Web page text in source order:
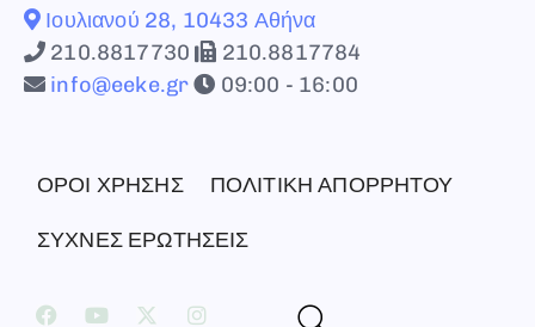
Ιουλιανού 28, 10433 Αθήνα
210.8817730
210.8817784
info@eeke.gr
09:00 - 16:00
ΟΡΟΙ ΧΡΗΣΗΣ ΠΟΛΙΤΙΚΗ ΑΠΟΡΡΗΤΟΥ
ΣΥΧΝΕΣ ΕΡΩΤΗΣΕΙΣ